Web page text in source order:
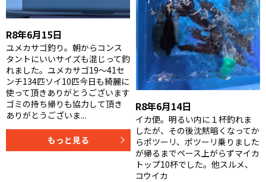
R8年6月15日
ユメカサゴ釣り。朝からコンス
タントにいいサイズも混じって釣
れました。ユメカサゴ19〜41セ
ンチ134匹ソイ10匹今日も綺麗に
使って頂きありがとうございます
ゴミの持ち帰りも協力して頂き
ありがとうございま...
もっと見る
R8年6月14日
イカ便。明るい内に１杯釣れま
したが、その後沈黙暗くなってか
らポツーリ、ポツーリ乗りました
が帰るまでペース上がらずマイカ
トップ10杯でした。他スルメ、
コウイカ